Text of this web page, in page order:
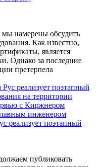
мы намерены обсудить
Как известно,
является
Однако за последние
претерпела
реализует поэтапный
публиковать